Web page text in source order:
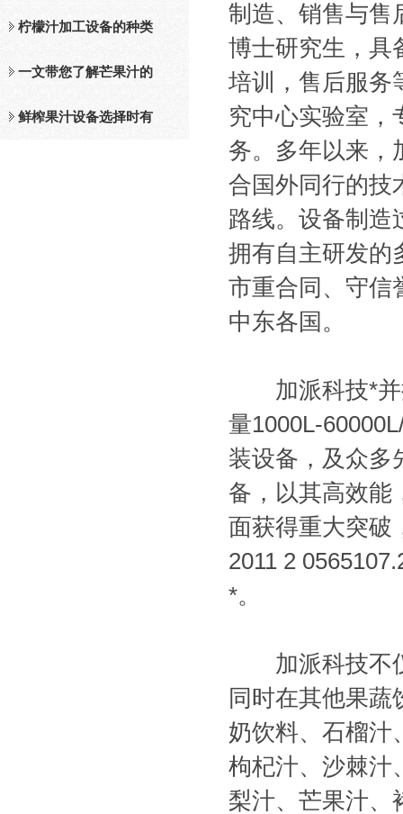
保养措施分析
柠檬汁加工设备的种类
及工作原理介绍
一文带您了解芒果汁的
整套设备和工作流程
鲜榨果汁设备选择时有
制造、销售与售
博士研究生，具
培训，售后服务
究中心实验室，
务。多年以来，
合国外同行的技
路线。设备制造
拥有自主研发的
市重合同、守信
中东各国。
加派科技*并
量1000L-
装设备，及众多
备，以其高效能
面获得重大突破
2011 2
*。
加派科技不仅
同时在其他果
奶饮料、石榴汁
枸杞汁、沙棘汁
梨汁、芒果汁、